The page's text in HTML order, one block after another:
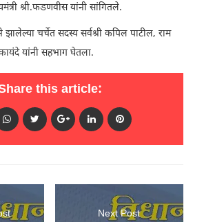
श्री.फडणवीस यांनी सांगितले.
चर्चेत सदस्य सर्वश्री कपिल पाटील, राम
यांनी सहभाग घेतला.
this article:
Next Post